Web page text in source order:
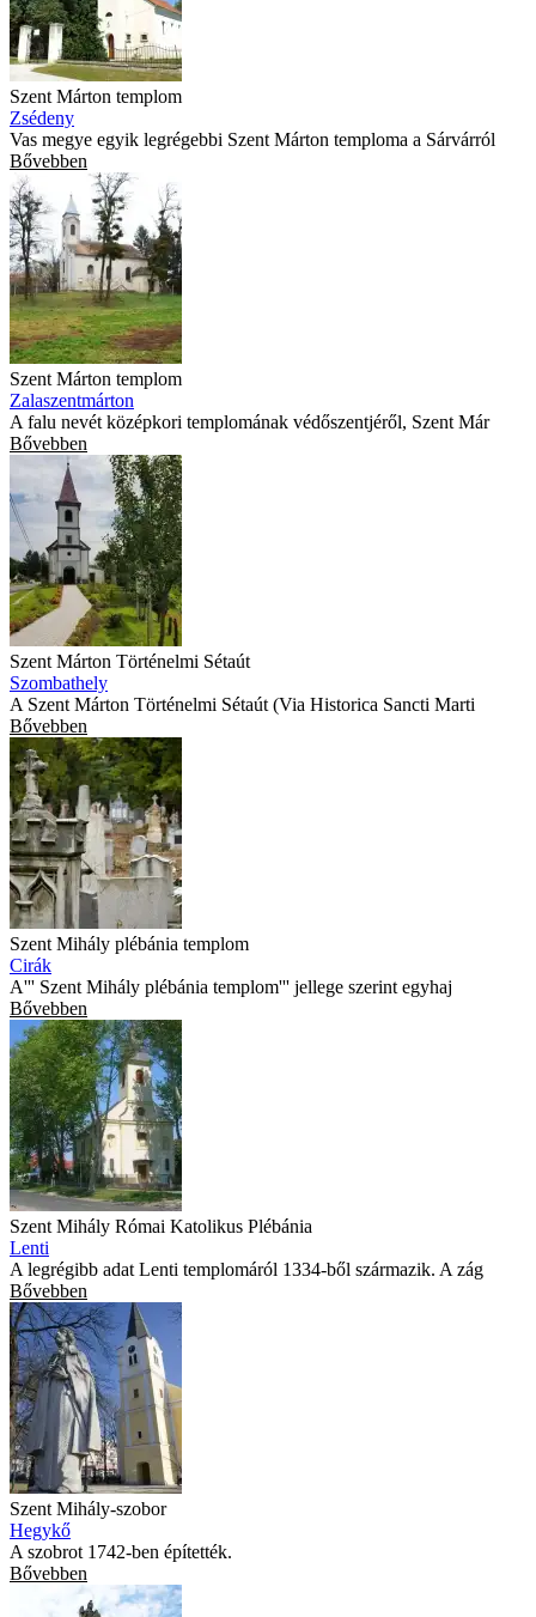
Szent Márton templom
Zsédeny
Vas megye egyik legrégebbi Szent Márton temploma a Sárvárról
Bővebben
Szent Márton templom
Zalaszentmárton
A falu nevét középkori templomának védőszentjéről, Szent Már
Bővebben
Szent Márton Történelmi Sétaút
Szombathely
A Szent Márton Történelmi Sétaút (Via Historica Sancti Marti
Bővebben
Szent Mihály plébánia templom
Cirák
A''' Szent Mihály plébánia templom''' jellege szerint egyhaj
Bővebben
Szent Mihály Római Katolikus Plébánia
Lenti
A legrégibb adat Lenti templomáról 1334-ből származik. A zág
Bővebben
Szent Mihály-szobor
Hegykő
A szobrot 1742-ben építették.
Bővebben